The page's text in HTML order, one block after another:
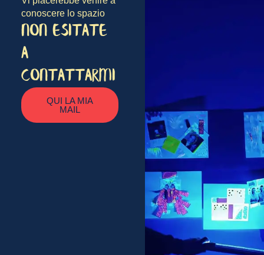
conoscere lo spazio
NON ESITATE
A
CONTATTARMI
QUI LA MIA
MAIL